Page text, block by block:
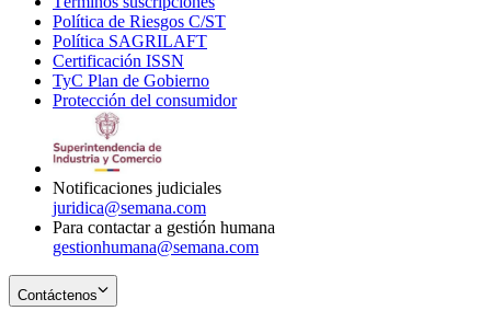
window
in
Política de Riesgos C/ST
Política SAGRILAFT
new
window
Certificación ISSN
in
new
TyC Plan de Gobierno
in
Protección del consumidorOpens
Notificaciones judiciales
juridica@semana.com
Para contactar a gestión humana
gestionhumana@semana.com
Contáctenos